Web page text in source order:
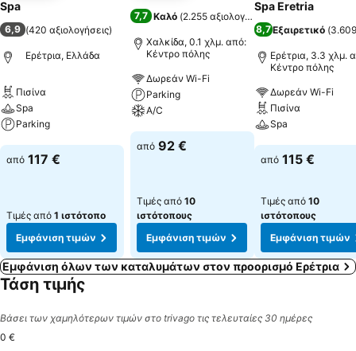
Spa
6,9 (420 αξιολογήσεις)
Ερέτρια, Ελλάδα
Πισίνα
Spa
Parking
Εμφάνιση τιμών
από 117 €
Τιμές από 1 ιστότοπο
Εμφάνιση τιμών
7,7 Καλό (2.255 αξιολογήσεις
Χαλκίδα, 0.1 χλμ. από:
Κέντρο πόλης
Δωρεάν Wi-Fi
Parking
A/C
Εμφάνιση τιμών
από 92 €
Τιμές από 10
ιστότοπους
Εμφάνιση τιμών
Spa Eretria
8,7Εξαιρετικό (3.609
Ερέτρια, 3.3 χλμ.
Κέντρο πόλης
Δωρεάν Wi-Fi
Πισίνα
Spa
Εμφάνιση τιμών
από 115 €
Τιμές από 10
ιστότοπους
Εμφάνιση τιμών
Εμφάνιση όλων των καταλυμάτων στον προορισμό Ερέτρια
Τάση τιμής
Βάσει των χαμηλότερων τιμών στο trivago τις τελευταίες 30 ημέρες
0 €